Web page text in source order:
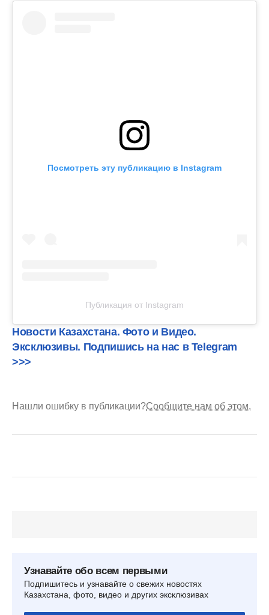
Посмотреть эту публикацию в Instagram
Публикация от Instagram
Новости Казахстана. Фото и Видео.
Эксклюзивы. Подпишись на нас в Telegram
>>>
Нашли ошибку в публикации?Сообщите нам об этом.
Узнавайте обо всем первыми
Подпишитесь и узнавайте о свежих новостях
Казахстана, фото, видео и других эксклюзивах